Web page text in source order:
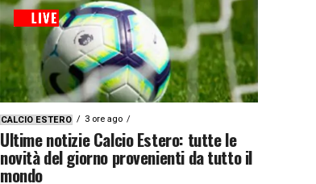
CALCIO ESTERO 3 ore ago
Ultime notizie Calcio Estero: tutte le
novità del giorno provenienti da tutto il
mondo